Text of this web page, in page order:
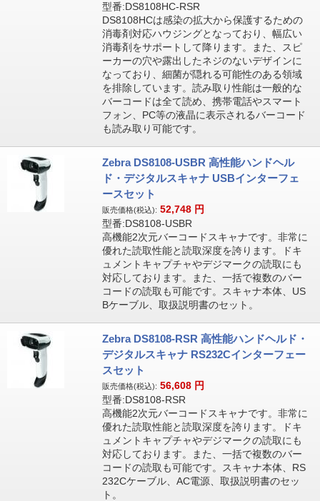
型番:DS8108HC-RSR
DS8108HCは感染の拡大から保護するための
消毒剤対応ハウジングとなっており、幅広い
消毒剤をサポートして降ります。また、スピ
ーカーの穴や露出したネジのないデザインに
なっており、細菌が隠れる可能性のある領域
を排除しています。読み取り性能は一般的な
バーコードは全て読め、携帯電話やスマート
フォン、PC等の液晶に表示されるバーコード
も読み取り可能です。
Zebra DS8108-USBR 高性能ハンドヘル
ド・デジタルスキャナ USBインターフェ
ースセット
販売価格(税込): 52,748 円
型番:DS8108-USBR
高機能2次元バーコードスキャナです。非常に
優れた読取性能と読取深度を誇ります。ドキ
ュメントキャプチャやデジマークの読取にも
対応しております。また、一括で複数のバー
コードの読取も可能です。スキャナ本体、US
Bケーブル、取扱説明書のセット。
Zebra DS8108-RSR 高性能ハンドヘルド・
デジタルスキャナ RS232Cインターフェー
スセット
販売価格(税込): 56,608 円
型番:DS8108-RSR
高機能2次元バーコードスキャナです。非常に
優れた読取性能と読取深度を誇ります。ドキ
ュメントキャプチャやデジマークの読取にも
対応しております。また、一括で複数のバー
コードの読取も可能です。スキャナ本体、RS
232Cケーブル、AC電源、取扱説明書のセッ
ト。